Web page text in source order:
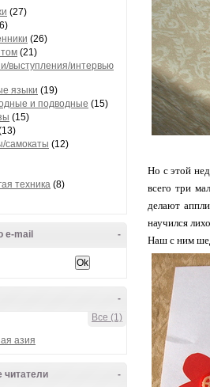
(27)
(26)
(21)
выступления/интервью
языки (19)
и подводные (15)
(15)
самокаты (12)
техника (8)
-
e-mail
-
Все (1)
азия
-
читатели
Но с этой
всего три
делают
научился
Наш с ним